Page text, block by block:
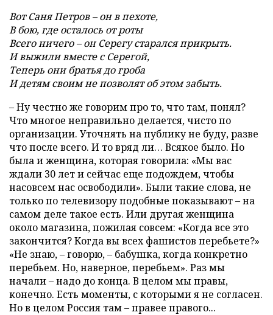
Вот Саня Петров – он в пехоте,
В бою, где осталось от роты
Всего ничего – он Серегу старался прикрыть.
И выжили вместе с Серегой,
Теперь они братья до гроба
И детям своим не позволят об этом забыть.
– Ну честно же говорим про то, что там, понял?
Что многое неправильно делается, чисто по
организации. Уточнять на публику не буду, разве
что после всего. И то вряд ли… Всякое было. Но
была и женщина, которая говорила: «Мы вас
ждали 30 лет и сейчас еще подождем, чтобы
насовсем нас освободили». Были такие слова, не
только по телевизору подобные показывают – на
самом деле такое есть. Или другая женщина
около магазина, пожилая совсем: «Когда все это
закончится? Когда вы всех фашистов перебьете?»
«Не знаю, – говорю, – бабушка, когда конкретно
перебьем. Но, наверное, перебьем». Раз мы
начали – надо до конца. В целом мы правы,
конечно. Есть моменты, с которыми я не согласен.
Но в целом Россия там – правее правого...